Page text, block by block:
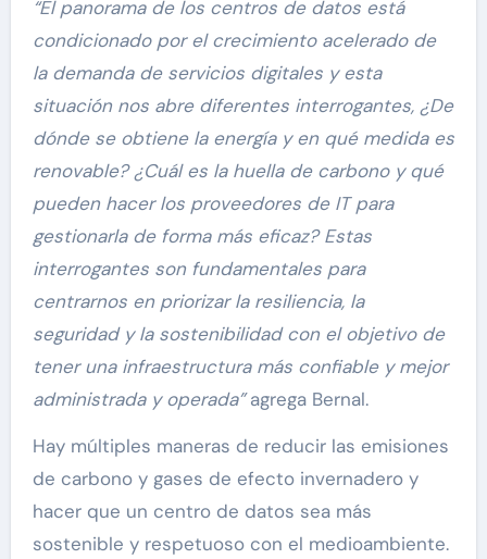
“El panorama de los centros de datos está
condicionado por el crecimiento acelerado de
la demanda de servicios digitales y esta
situación nos abre diferentes interrogantes, ¿De
dónde se obtiene la energía y en qué medida es
renovable? ¿Cuál es la huella de carbono y qué
pueden hacer los proveedores de IT para
gestionarla de forma más eficaz? Estas
interrogantes son fundamentales para
centrarnos en priorizar la resiliencia, la
seguridad y la sostenibilidad con el objetivo de
tener una infraestructura más confiable y mejor
administrada y operada”agrega Bernal.
Hay múltiples maneras de reducir las emisiones
de carbono y gases de efecto invernadero y
hacer que un centro de datos sea más
sostenible y respetuoso con el medioambiente.